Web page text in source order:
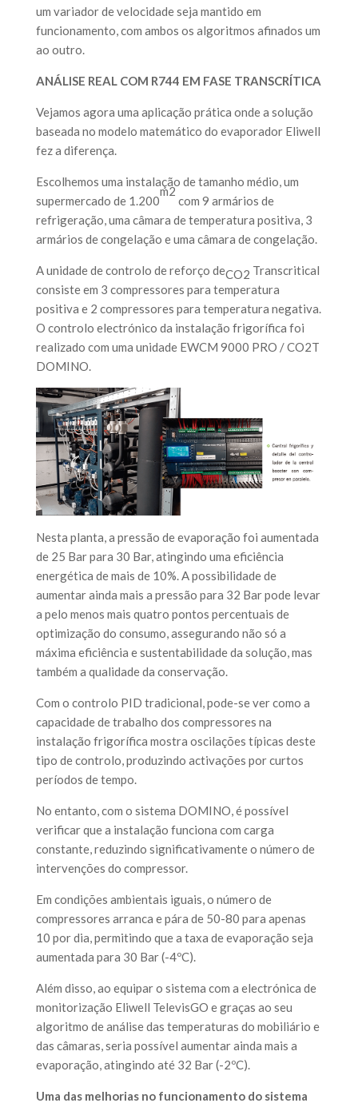
um variador de velocidade seja mantido em
funcionamento, com ambos os algoritmos afinados um
ao outro.
ANÁLISE REAL COM R744 EM FASE TRANSCRÍTICA
Vejamos agora uma aplicação prática onde a solução
baseada no modelo matemático do evaporador Eliwell
fez a diferença.
Escolhemos uma instalação de tamanho médio, um
supermercado de 1.200
m2
com 9 armários de
refrigeração, uma câmara de temperatura positiva, 3
armários de congelação e uma câmara de congelação.
A unidade de controlo de reforço deCO2 Transcritical
consiste em 3 compressores para temperatura
positiva e 2 compressores para temperatura negativa.
O controlo electrónico da instalação frigorífica foi
realizado com uma unidade EWCM 9000 PRO / CO2T
DOMINO.
Nesta planta, a pressão de evaporação foi aumentada
de 25 Bar para 30 Bar, atingindo uma eficiência
energética de mais de 10%. A possibilidade de
aumentar ainda mais a pressão para 32 Bar pode levar
a pelo menos mais quatro pontos percentuais de
optimização do consumo, assegurando não só a
máxima eficiência e sustentabilidade da solução, mas
também a qualidade da conservação.
Com o controlo PID tradicional, pode-se ver como a
capacidade de trabalho dos compressores na
instalação frigorífica mostra oscilações típicas deste
tipo de controlo, produzindo activações por curtos
períodos de tempo.
No entanto, com o sistema DOMINO, é possível
verificar que a instalação funciona com carga
constante, reduzindo significativamente o número de
intervenções do compressor.
Em condições ambientais iguais, o número de
compressores arranca e pára de 50-80 para apenas
10 por dia, permitindo que a taxa de evaporação seja
aumentada para 30 Bar (-4ºC).
Além disso, ao equipar o sistema com a electrónica de
monitorização Eliwell TelevisGO e graças ao seu
algoritmo de análise das temperaturas do mobiliário e
das câmaras, seria possível aumentar ainda mais a
evaporação, atingindo até 32 Bar (-2ºC).
Uma das melhorias no funcionamento do sistema